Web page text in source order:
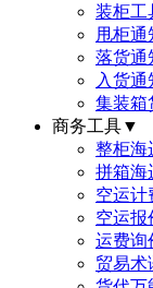
装柜工
甩柜通
落货通
入货
集装箱
商务工具▼
整柜海
拼箱海
空运计
空运报
运费询
贸易术